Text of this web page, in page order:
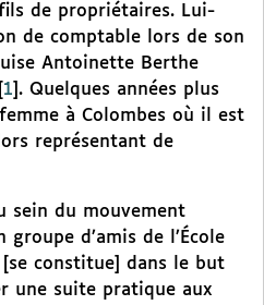
de propriétaires. Lui-
de comptable lors de son
Antoinette Berthe
1 . Quelques années plus
à Colombes où il est
représentant de
sein du mouvement
d’amis de l’École
constitue] dans le but
une suite pratique aux